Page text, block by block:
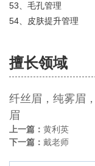
53、毛孔管理
54、皮肤提升管理
擅长领域
纤丝眉，纯雾眉
眉
上一篇： 黄利英
下一篇： 戴老师